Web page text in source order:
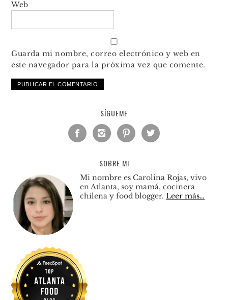
Web
Guarda mi nombre, correo electrónico y web en
este navegador para la próxima vez que comente.
SÍGUEME
   
SOBRE MI
Mi nombre es Carolina Rojas, vivo
en Atlanta, soy mamá, cocinera
chilena y food blogger.Leer más…